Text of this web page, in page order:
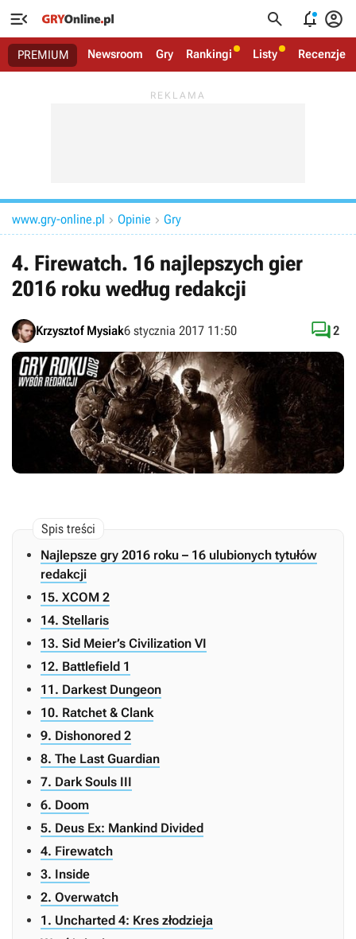
   
PREMIUM Newsroom Gry Rankingi Listy Recenzje
www.gry-online.pl  Opinie  Gry
4. Firewatch. 16 najlepszych gier
2016 roku według redakcji
Krzysztof Mysiak6 stycznia 2017 11:50 2
Najlepsze gry 2016 roku – 16 ulubionych tytułów
redakcji
15. XCOM 2
14. Stellaris
13. Sid Meier’s Civilization VI
12. Battlefield 1
11. Darkest Dungeon
10. Ratchet & Clank
9. Dishonored 2
8. The Last Guardian
7. Dark Souls III
6. Doom
5. Deus Ex: Mankind Divided
4. Firewatch
3. Inside
2. Overwatch
1. Uncharted 4: Kres złodzieja